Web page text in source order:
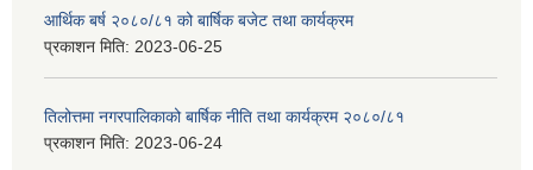
आर्थिक बर्ष २०८०/८१ को बार्षिक बजेट तथा कार्यक्रम
प्रकाशन मिति: 2023-06-25
तिलोत्तमा नगरपालिकाको बार्षिक नीति तथा कार्यक्रम २०८०/८१
प्रकाशन मिति: 2023-06-24